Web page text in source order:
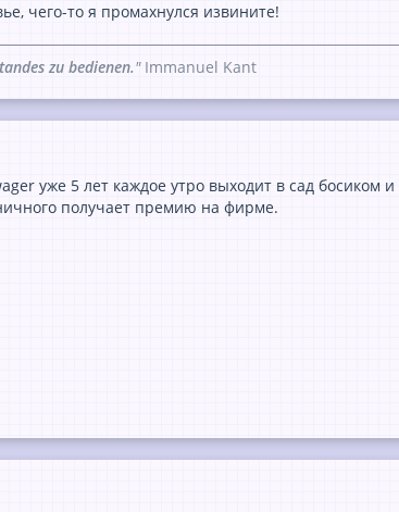
чего-то я промахнулся извините!
zu bedienen." Immanuel Kant
уже 5 лет каждое утро выходит в сад босиком
получает премию на фирме.